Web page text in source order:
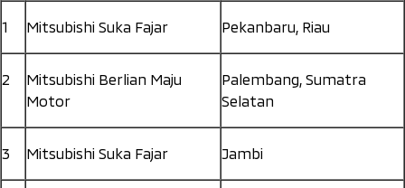
1 Mitsubishi Suka Fajar Pekanbaru, Riau
2
Mitsubishi Berlian Maju
Motor
Palembang, Sumatra
Selatan
3 Mitsubishi Suka Fajar Jambi